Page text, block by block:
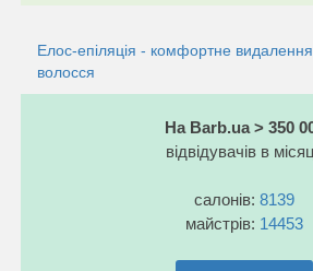
Елос-епіляція - комфортне
волосся
На Barb.ua > 350
відвідувачів в
салонів: 8139
майстрів: 14453